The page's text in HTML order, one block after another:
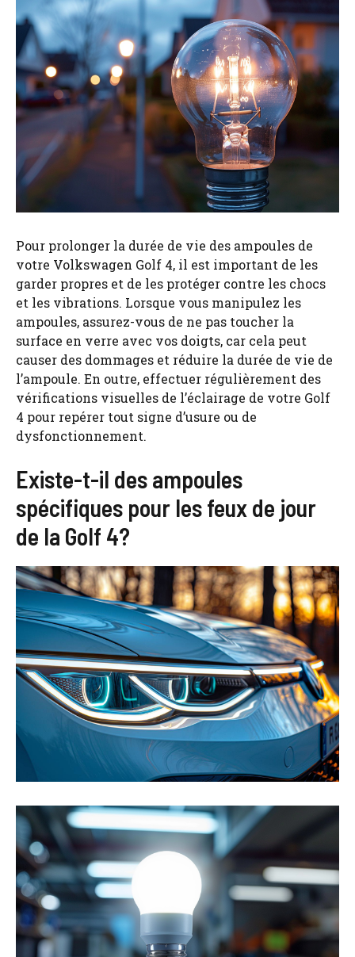
Pour prolonger la durée de vie des ampoules de
votre Volkswagen Golf 4, il est important de les
garder propres et de les protéger contre les chocs
et les vibrations. Lorsque vous manipulez les
ampoules, assurez-vous de ne pas toucher la
surface en verre avec vos doigts, car cela peut
causer des dommages et réduire la durée de vie de
l’ampoule. En outre, effectuer régulièrement des
vérifications visuelles de l’éclairage de votre Golf
4 pour repérer tout signe d’usure ou de
dysfonctionnement.
Existe-t-il des ampoules
spécifiques pour les feux de jour
de la Golf 4?